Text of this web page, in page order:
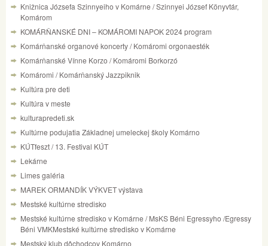
Knižnica Józsefa Szinnyeiho v Komárne / Szinnyei József Könyvtár,
Komárom
KOMÁRŇANSKÉ DNI – KOMÁROMI NAPOK 2024 program
Komárňanské organové koncerty / Komáromi orgonaesték
Komárňanské Vínne Korzo / Komáromi Borkorzó
Komáromi / Komárňanský Jazzpiknik
Kultúra pre deti
Kultúra v meste
kulturapredeti.sk
Kultúrne podujatia Základnej umeleckej školy Komárno
KÚTfeszt / 13. Festival KÚT
Lekárne
Limes galéria
MAREK ORMANDÍK VÝKVET výstava
Mestské kultúrne stredisko
Mestské kultúrne stredisko v Komárne / MsKS Béni Egressyho /Egressy
Béni VMKMestské kultúrne stredisko v Komárne
Mestský klub dôchodcov Komárno